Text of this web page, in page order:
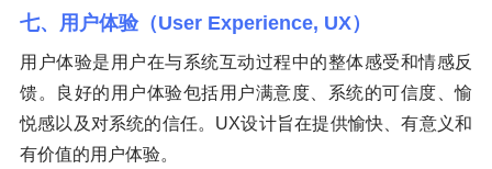
七、用户体验（User Experience, UX）
用户体验是用户在与系统互动过程中的整体感受和情感反
馈。良好的用户体验包括用户满意度、系统的可信度、愉
悦感以及对系统的信任。UX设计旨在提供愉快、有意义和
有价值的用户体验。